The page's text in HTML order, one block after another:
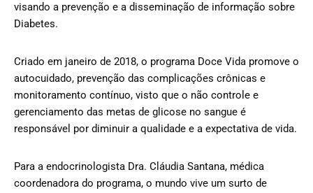
visando a prevenção e a disseminação de informação sobre
Diabetes.
Criado em janeiro de 2018, o programa Doce Vida promove o
autocuidado, prevenção das complicações crônicas e
monitoramento contínuo, visto que o não controle e
gerenciamento das metas de glicose no sangue é
responsável por diminuir a qualidade e a expectativa de vida.
Para a endocrinologista Dra. Cláudia Santana, médica
coordenadora do programa, o mundo vive um surto de